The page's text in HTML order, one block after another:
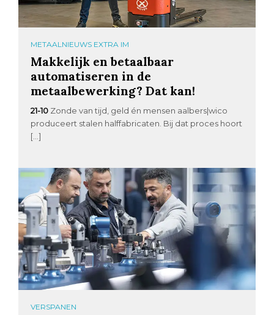
METAALNIEUWS EXTRA IM
Makkelijk en betaalbaar
automatiseren in de
metaalbewerking? Dat kan!
21-10 Zonde van tijd, geld én mensen aalbers|wico
produceert stalen halffabricaten. Bij dat proces hoort
[…]
VERSPANEN